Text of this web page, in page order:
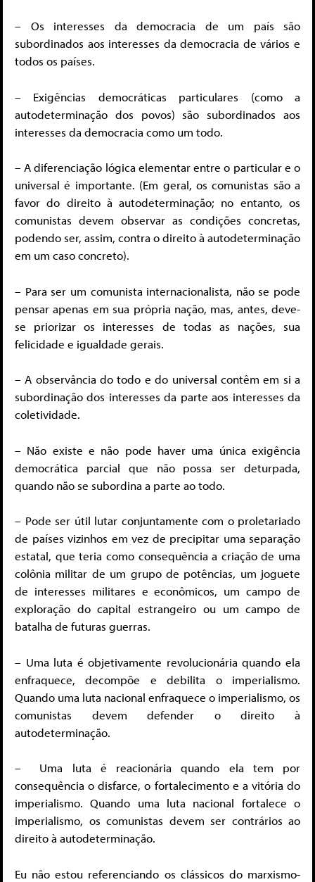
– Os interesses da democracia de um país são
subordinados aos interesses da democracia de vários e
todos os países.
– Exigências democráticas particulares (como a
autodeterminação dos povos) são subordinados aos
interesses da democracia como um todo.
– A diferenciação lógica elementar entre o particular e o
universal é importante. (Em geral, os comunistas são a
favor do direito à autodeterminação; no entanto, os
comunistas devem observar as condições concretas,
podendo ser, assim, contra o direito à autodeterminação
em um caso concreto).
– Para ser um comunista internacionalista, não se pode
pensar apenas em sua própria nação, mas, antes, deve-
se priorizar os interesses de todas as nações, sua
felicidade e igualdade gerais.
– A observância do todo e do universal contêm em si a
subordinação dos interesses da parte aos interesses da
coletividade.
– Não existe e não pode haver uma única exigência
democrática parcial que não possa ser deturpada,
quando não se subordina a parte ao todo.
– Pode ser útil lutar conjuntamente com o proletariado
de países vizinhos em vez de precipitar uma separação
estatal, que teria como consequência a criação de uma
colônia militar de um grupo de potências, um joguete
de interesses militares e econômicos, um campo de
exploração do capital estrangeiro ou um campo de
batalha de futuras guerras.
– Uma luta é objetivamente revolucionária quando ela
enfraquece, decompõe e debilita o imperialismo.
Quando uma luta nacional enfraquece o imperialismo, os
comunistas devem defender o direito à
autodeterminação.
– Uma luta é reacionária quando ela tem por
consequência o disfarce, o fortalecimento e a vitória do
imperialismo. Quando uma luta nacional fortalece o
imperialismo, os comunistas devem ser contrários ao
direito à autodeterminação.
Eu não estou referenciando os clássicos do marxismo-